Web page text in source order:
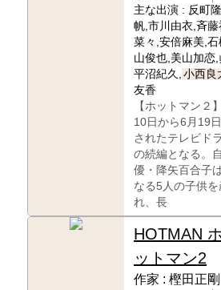
主な出演 : 反町
帆,市川由衣,斉
菜々,安倍麻美,
山俊也,美山加恋
平沼紀久, 小西良
友香
【ホットマン２
10日から6月19
されたテレビド
の続編となる。
優・降矢百合子
なる5人の子供
れ、長
HOTMAN
ットマン2
作家 : 樫田正剛